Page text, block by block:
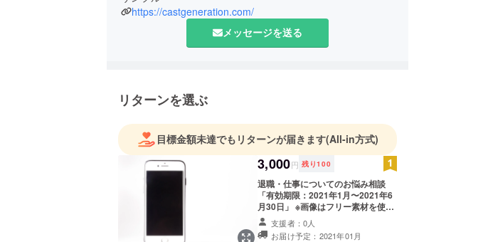
https://castgeneration.com/
メッセージを送る
リターンを選ぶ
目標金額未達でもリターンが届きます(All-in方式)
3,000円 残り100
退職・仕事についてのお悩み相談
「有効期限：2021年1月〜2021年6
月30日」 ※画像はフリー素材を使用
しております。
支援者：0人
お届け予定：2021年01月